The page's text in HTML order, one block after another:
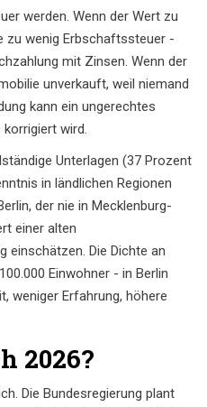
werden. Wenn der Wert zu
zu wenig Erbschaftssteuer -
mit Zinsen. Wenn der
unverkauft, weil niemand
kann ein ungerechtes
wird.
Unterlagen (37 Prozent
in ländlichen Regionen
der nie in Mecklenburg-
einer alten
einschätzen. Die Dichte an
Einwohner - in Berlin
weniger Erfahrung, höhere
2026?
Die Bundesregierung plant